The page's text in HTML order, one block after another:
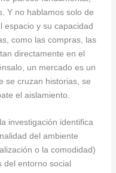
Y no hablamos solo de
espacio y su capacidad
como las compras, las
directamente en el
un mercado es un
se cruzan historias, se
el aislamiento.
investigación identifica
del ambiente
o la comodidad)
del entorno social